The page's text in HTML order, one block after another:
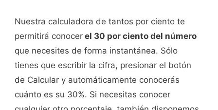
Nuestra calculadora de tantos por ciento te
permitirá conocer el 30 por ciento del número
que necesites de forma instantánea. Sólo
tienes que escribir la cifra, presionar el botón
de Calcular y automáticamente conocerás
cuánto es su 30%. Si necesitas conocer